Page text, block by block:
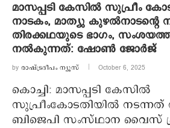
മാസപ്പടി കേസില്‍ സുപ്രീം
നാടകം, മാത്യു കുഴല്‍നാടന്റെ
തിരക്കഥയുടെ ഭാഗം,
നല്‍കുന്നത്: ഷോണ്‍ ജോര്‍ജ്
by രാഷ്ട്രദീപം ന്യൂസ്‌ October 6, 2025
കൊച്ചി: മാസപ്പടി കേസില്‍
സുപ്രീംകോടതിയില്‍ നടന്നത്
ബിജെപി സംസ്ഥാന വൈസ്